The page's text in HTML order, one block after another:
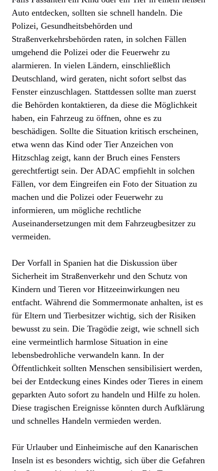
Auto entdecken, sollten sie schnell handeln. Die
Polizei, Gesundheitsbehörden und
Straßenverkehrsbehörden raten, in solchen Fällen
umgehend die Polizei oder die Feuerwehr zu
alarmieren. In vielen Ländern, einschließlich
Deutschland, wird geraten, nicht sofort selbst das
Fenster einzuschlagen. Stattdessen sollte man zuerst
die Behörden kontaktieren, da diese die Möglichkeit
haben, ein Fahrzeug zu öffnen, ohne es zu
beschädigen. Sollte die Situation kritisch erscheinen,
etwa wenn das Kind oder Tier Anzeichen von
Hitzschlag zeigt, kann der Bruch eines Fensters
gerechtfertigt sein. Der ADAC empfiehlt in solchen
Fällen, vor dem Eingreifen ein Foto der Situation zu
machen und die Polizei oder Feuerwehr zu
informieren, um mögliche rechtliche
Auseinandersetzungen mit dem Fahrzeugbesitzer zu
vermeiden.
Der Vorfall in Spanien hat die Diskussion über
Sicherheit im Straßenverkehr und den Schutz von
Kindern und Tieren vor Hitzeeinwirkungen neu
entfacht. Während die Sommermonate anhalten, ist es
für Eltern und Tierbesitzer wichtig, sich der Risiken
bewusst zu sein. Die Tragödie zeigt, wie schnell sich
eine vermeintlich harmlose Situation in eine
lebensbedrohliche verwandeln kann. In der
Öffentlichkeit sollten Menschen sensibilisiert werden,
bei der Entdeckung eines Kindes oder Tieres in einem
geparkten Auto sofort zu handeln und Hilfe zu holen.
Diese tragischen Ereignisse könnten durch Aufklärung
und schnelles Handeln vermieden werden.
Für Urlauber und Einheimische auf den Kanarischen
Inseln ist es besonders wichtig, sich über die Gefahren